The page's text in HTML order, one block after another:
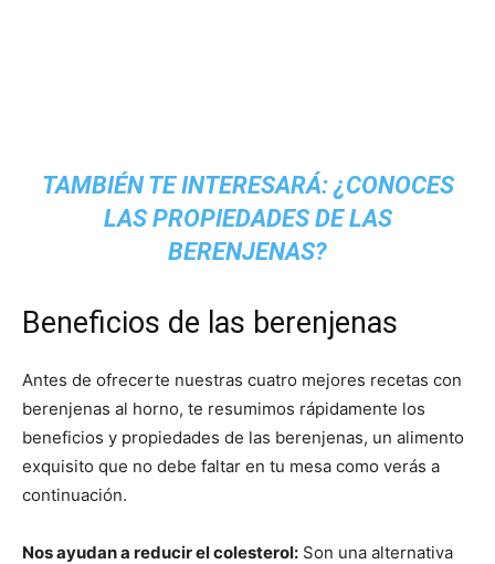
TAMBIÉN TE INTERESARÁ: ¿CONOCES
LAS PROPIEDADES DE LAS
BERENJENAS?
Beneficios de las berenjenas
Antes de ofrecerte nuestras cuatro mejores recetas con
berenjenas al horno, te resumimos rápidamente los
beneficios y propiedades de las berenjenas, un alimento
exquisito que no debe faltar en tu mesa como verás a
continuación.
Nos ayudan a reducir el colesterol: Son una alternativa